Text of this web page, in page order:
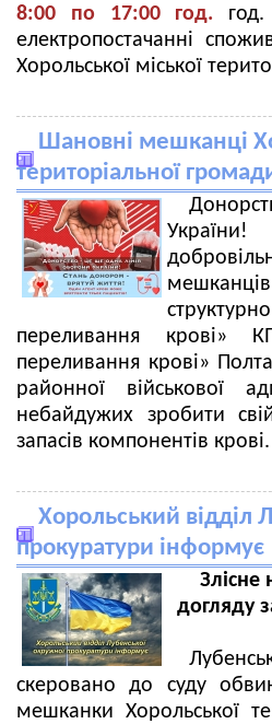
8:00 по 17:00 год.
електропостачанні
Хорольської міської
Шановні мешканці
територіальної
мешканців
переливання крові»
переливання крові»
районної військової
небайдужих зробити
запасів компонентів крові.
Хорольський відділ
прокуратури інформує
Злісне
догляду
скеровано до суду
мешканки Хорольської